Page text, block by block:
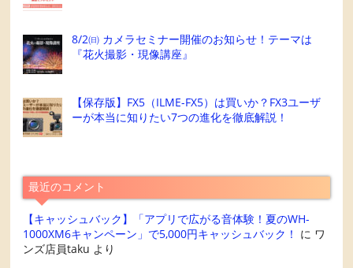
8/2㈰ カメラセミナー開催のお知らせ！テーマは
『花火撮影・現像講座』
【保存版】FX5（ILME-FX5）は買いか？FX3ユーザ
ーが本当に知りたい7つの進化を徹底解説！
最近のコメント
【キャッシュバック】「アプリで広がる音体験！夏のWH-
1000XM6キャンペーン」で5,000円キャッシュバック！ に ワ
ンズ店員taku より